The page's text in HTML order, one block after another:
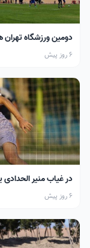
دومین ورزشگاه
6 روز پیش
در غیاب منیر
6 روز پیش